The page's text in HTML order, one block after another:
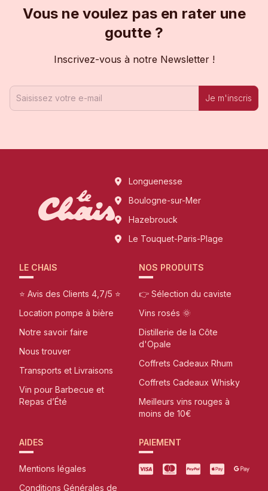
Vous ne voulez pas en rater une
goutte ?
Inscrivez-vous à notre Newsletter !
Je m'inscris
Longuenesse
Boulogne-sur-Mer
Hazebrouck
Le Touquet-Paris-Plage
LE CHAIS
⭐ Avis des Clients 4,7/5 ⭐
Location pompe à bière
Notre savoir faire
Nous trouver
Transports et Livraisons
Vin pour Barbecue et
Repas d’Été
NOS PRODUITS
👉 Sélection du caviste
Vins rosés 🌞
Distillerie de la Côte
d'Opale
Coffrets Cadeaux Rhum
Coffrets Cadeaux Whisky
Meilleurs vins rouges à
moins de 10€
AIDES
Mentions légales
Conditions Générales de
PAIEMENT